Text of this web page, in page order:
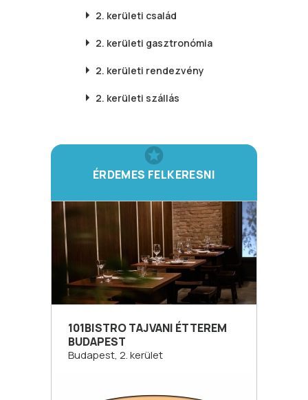
2. kerületi család
2. kerületi gasztronómia
2. kerületi rendezvény
2. kerületi szállás
ÉRDEMES FELKERESNI
101BISTRO TAJVANI ÉTTEREM
BUDAPEST
Budapest, 2. kerület